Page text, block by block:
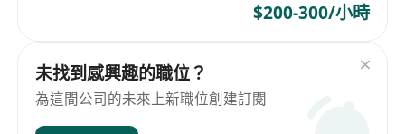
$200-300/小時
未找到感興趣的職位？
為這間公司的未來上新職位創建訂閱